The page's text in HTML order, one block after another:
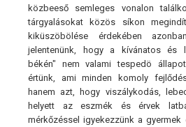
közbeeső semleges vonalon
tárgyalásokat közös síkon
kiküszöbölése érdekében
jelentenünk, hogy a kívánatos és
békén" nem valami tespedö
értünk, ami minden komoly
hanem azt, hogy viszálykodás,
helyett az eszmék és érvek
mérkőzéssel igyekezzünk a